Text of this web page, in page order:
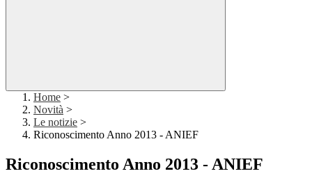
Home >
Novità >
Le notizie >
Riconoscimento Anno 2013 - ANIEF
Riconoscimento Anno 2013 - ANIEF